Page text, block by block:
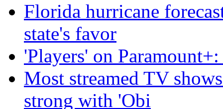
Florida hurricane
state's favor
'Players' on
Most streamed TV
strong with 'Obi